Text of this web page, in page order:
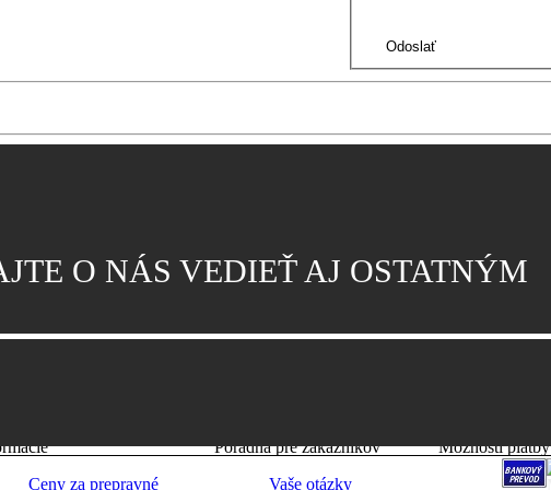
O NÁS VEDIEŤ AJ OSTATNÝM
Ceny za prepravné
Poradňa pre zákazníkov
Vaše otázky
Možnosti platby